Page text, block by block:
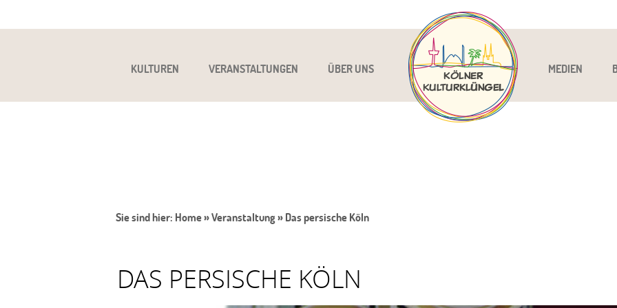
KULTUREN VERANSTALTUNGEN ÜBER UNS MEDIEN
Sie sind hier: Home»Veranstaltung» Das persische Köln
DAS PERSISCHE KÖLN